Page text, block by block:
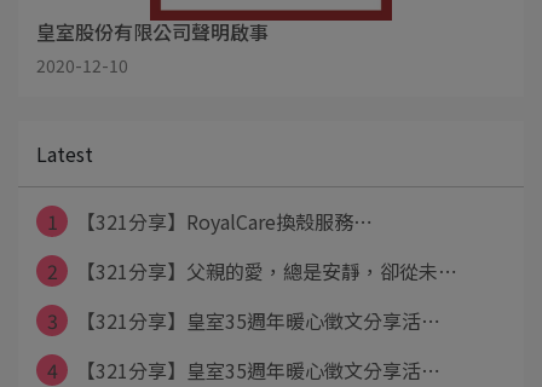
皇室股份有限公司聲明啟事
2020-12-10
Latest
1
【321分享】RoyalCare換殼服務⋯
2
【321分享】父親的愛，總是安靜，卻從未⋯
3
【321分享】皇室35週年暖心徵文分享活⋯
4
【321分享】皇室35週年暖心徵文分享活⋯